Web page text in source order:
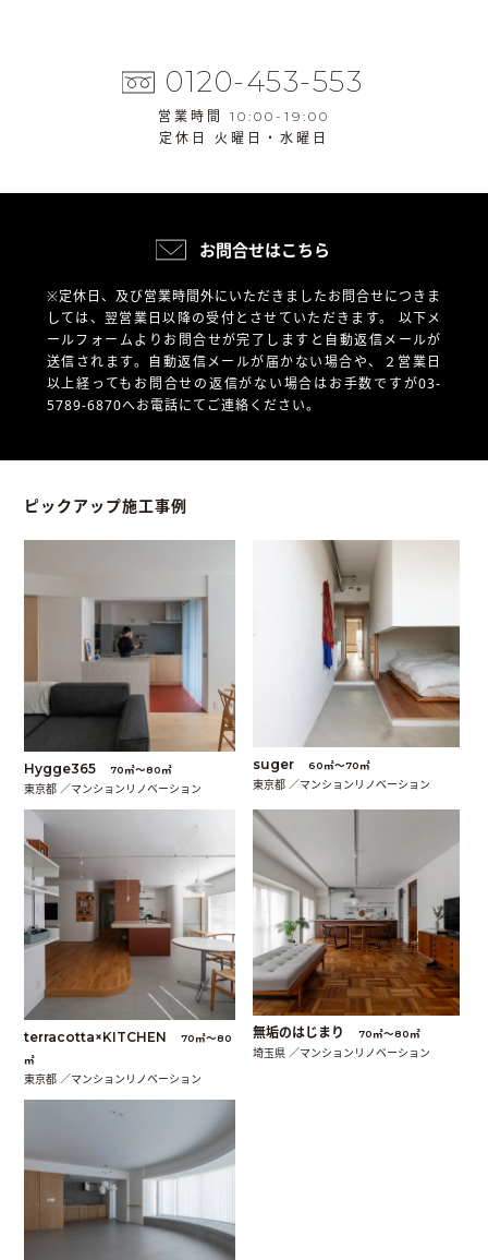
0120-453-553
営業時間 10:00-19:00
定休日 火曜日・水曜日
お問合せはこちら
※定休日、及び営業時間外にいただきましたお問合せにつきま
しては、翌営業日以降の受付とさせていただきます。 以下メ
ールフォームよりお問合せが完了しますと自動返信メールが
送信されます。自動返信メールが届かない場合や、
２営業日
以上経ってもお問合せの返信がない場合はお手数ですが03-
5789-6870へお電話にてご連絡ください。
ピックアップ施工事例
Hygge365 70㎡〜80㎡
東京都 ／マンションリノベーション
suger 60㎡〜70㎡
東京都 ／マンションリノベーション
terracotta×KITCHEN
70㎡〜80
㎡
東京都 ／マンションリノベーション
無垢のはじまり 70㎡〜80㎡
埼玉県 ／マンションリノベーション